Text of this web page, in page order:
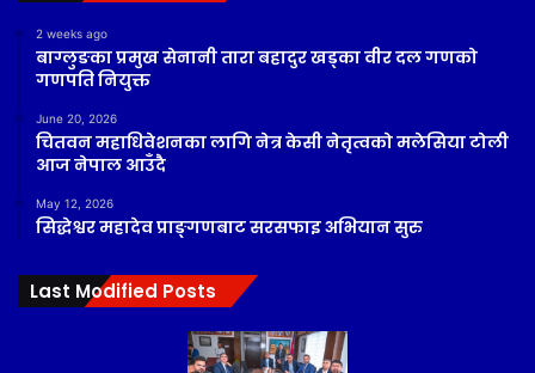
2 weeks ago
बाग्लुङका प्रमुख सेनानी तारा बहादुर खड्का वीर दल गणको
गणपति नियुक्त
June 20, 2026
चितवन महाधिवेशनका लागि नेत्र केसी नेतृत्वको मलेसिया टोली
आज नेपाल आउँदै
May 12, 2026
सिद्धेश्वर महादेव प्राङ्गणबाट सरसफाइ अभियान सुरु
Last Modified Posts